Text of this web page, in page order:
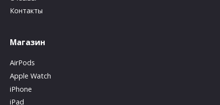
Контакты
Магазин
AirPods
Apple Watch
iPhone
iPad